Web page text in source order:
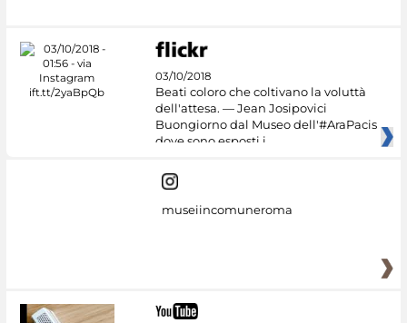
03/10/2018
Beati coloro che coltivano la voluttà
dell'attesa. — Jean Josipovici
Buongiorno dal Museo dell'#AraPacis
dove sono esposti i
museiincomuneroma